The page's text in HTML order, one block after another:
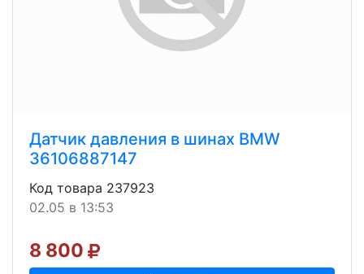
Датчик давления в шинах BMW
36106887147
Код товара 237923
02.05 в 13:53
8 800